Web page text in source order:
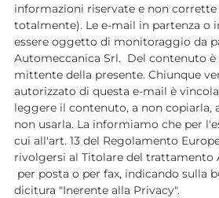
informazioni riservate e non
totalmente). Le e-mail in partenza o
essere oggetto di monitoraggio da
Automeccanica Srl. Del contenuto è
mittente della presente. Chiunque
autorizzato di questa e-mail è
leggere il contenuto, a non copiarla,
non usarla. La informiamo che per
cui all'art. 13 del Regolamento
rivolgersi al Titolare del trattamento
per posta o per fax, indicando sulla
dicitura "Inerente alla Privacy".